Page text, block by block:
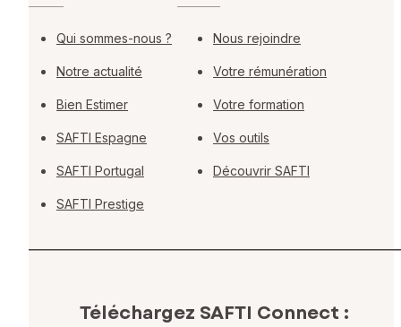
Qui sommes-nous ?
Notre actualité
Bien Estimer
SAFTI Espagne
SAFTI Portugal
SAFTI Prestige
Nous rejoindre
Votre rémunération
Votre formation
Vos outils
Découvrir SAFTI
Téléchargez SAFTI Connect :